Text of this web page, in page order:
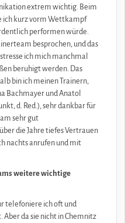
extrem wichtig. Beim
ich kurz vorm Wettkampf
performen würde.
besprochen, und das
ich mich manchmal
beruhigt werden. Das
bin ich meinen Trainern,
Bachmayer und Anatol
d. Red.), sehr dankbar für
sehr gut
die Jahre tiefes Vertrauen
nachts anrufen und mit
weitere wichtige
telefoniere ich oft und
da sie nicht in Chemnitz